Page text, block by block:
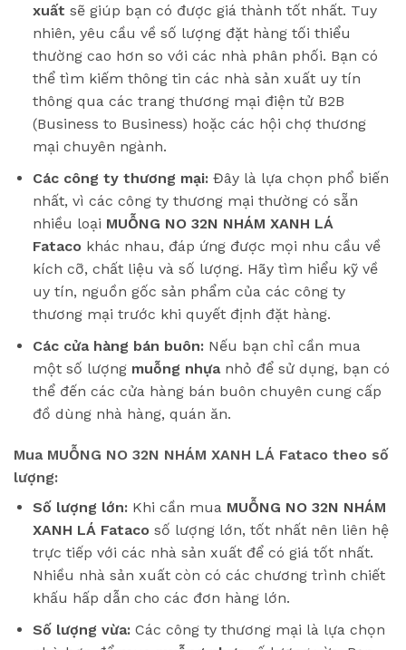
xuất sẽ giúp bạn có được giá thành tốt nhất. Tuy
nhiên, yêu cầu về số lượng đặt hàng tối thiểu
thường cao hơn so với các nhà phân phối. Bạn có
thể tìm kiếm thông tin các nhà sản xuất uy tín
thông qua các trang thương mại điện tử B2B
(Business to Business) hoặc các hội chợ thương
mại chuyên ngành.
Các công ty thương mại:Đây là lựa chọn phổ biến
nhất, vì các công ty thương mại thường có sẵn
nhiều loại MUỖNG NO 32N NHÁM XANH LÁ
Fatacokhác nhau, đáp ứng được mọi nhu cầu về
kích cỡ, chất liệu và số lượng. Hãy tìm hiểu kỹ về
uy tín, nguồn gốc sản phẩm của các công ty
thương mại trước khi quyết định đặt hàng.
Các cửa hàng bán buôn:Nếu bạn chỉ cần mua
một số lượng muỗng nhựanhỏ để sử dụng, bạn có
thể đến các cửa hàng bán buôn chuyên cung cấp
đồ dùng nhà hàng, quán ăn.
Mua MUỖNG NO 32N NHÁM XANH LÁ Fataco theo số
lượng:
Số lượng lớn:Khi cần mua MUỖNG NO 32N NHÁM
XANH LÁ Fatacosố lượng lớn, tốt nhất nên liên hệ
trực tiếp với các nhà sản xuất để có giá tốt nhất.
Nhiều nhà sản xuất còn có các chương trình chiết
khấu hấp dẫn cho các đơn hàng lớn.
Số lượng vừa:Các công ty thương mại là lựa chọn